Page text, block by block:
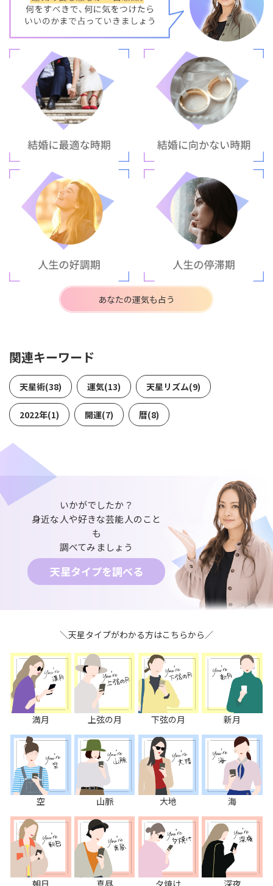
あなたの運気も占う
関連キーワード
天星術(38) 運気(13) 天星リズム(9)
2022年(1) 開運(7) 暦(8)
いかがでしたか？
身近な人や好きな芸能人のこと
も
調べてみましょう
天星タイプを調べる
＼天星タイプがわかる方はこちらから／
満月 上弦の月 下弦の月 新月
空 山脈 大地 海
朝日 真昼 夕焼け 深夜